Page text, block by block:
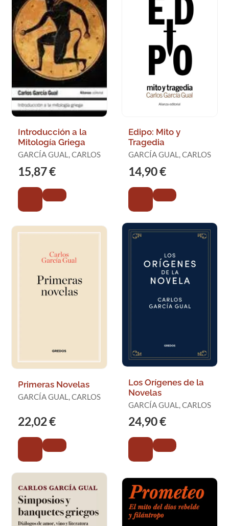
Introducción a la
Mitología Griega
GARCÍA GUAL, CARLOS
15,87 €
Edipo: Mito y
Tragedia
GARCÍA GUAL, CARLOS
14,90 €
Primeras Novelas
GARCÍA GUAL, CARLOS
22,02 €
Los Orígenes de la
Novelas
GARCÍA GUAL, CARLOS
24,90 €